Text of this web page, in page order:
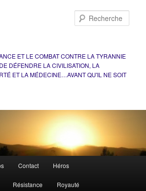
ET LE COMBAT CONTRE LA TYRANNIE
DÉFENDRE LA CIVILISATION, LA
ET LA MÉDECINE…AVANT QU'IL NE SOIT
Contact Héros
Résistance Royauté